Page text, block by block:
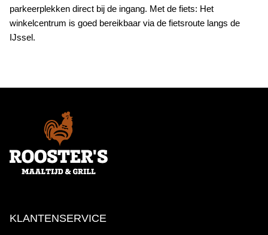
parkeerplekken direct bij de ingang. Met de fiets: Het
winkelcentrum is goed bereikbaar via de fietsroute langs de
IJssel.
KLANTENSERVICE